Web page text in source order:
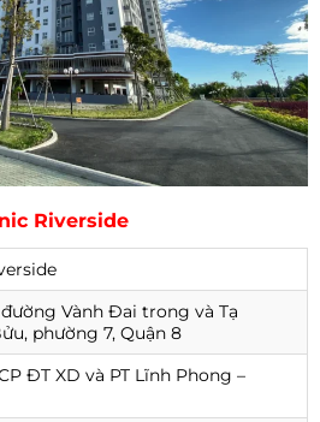
Riverside
Vành Đai trong và Tạ
phường 7, Quận 8
ĐT XD và PT Lĩnh Phong –